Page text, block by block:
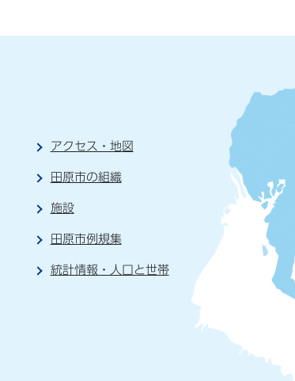
アクセス・地図
田原市の組織
施設
田原市例規集
統計情報・人口と世帯